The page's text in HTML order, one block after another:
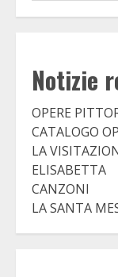
Notizie
OPERE
CATALOGO
LA
ELISABETTA
CANZONI
LA SANTA